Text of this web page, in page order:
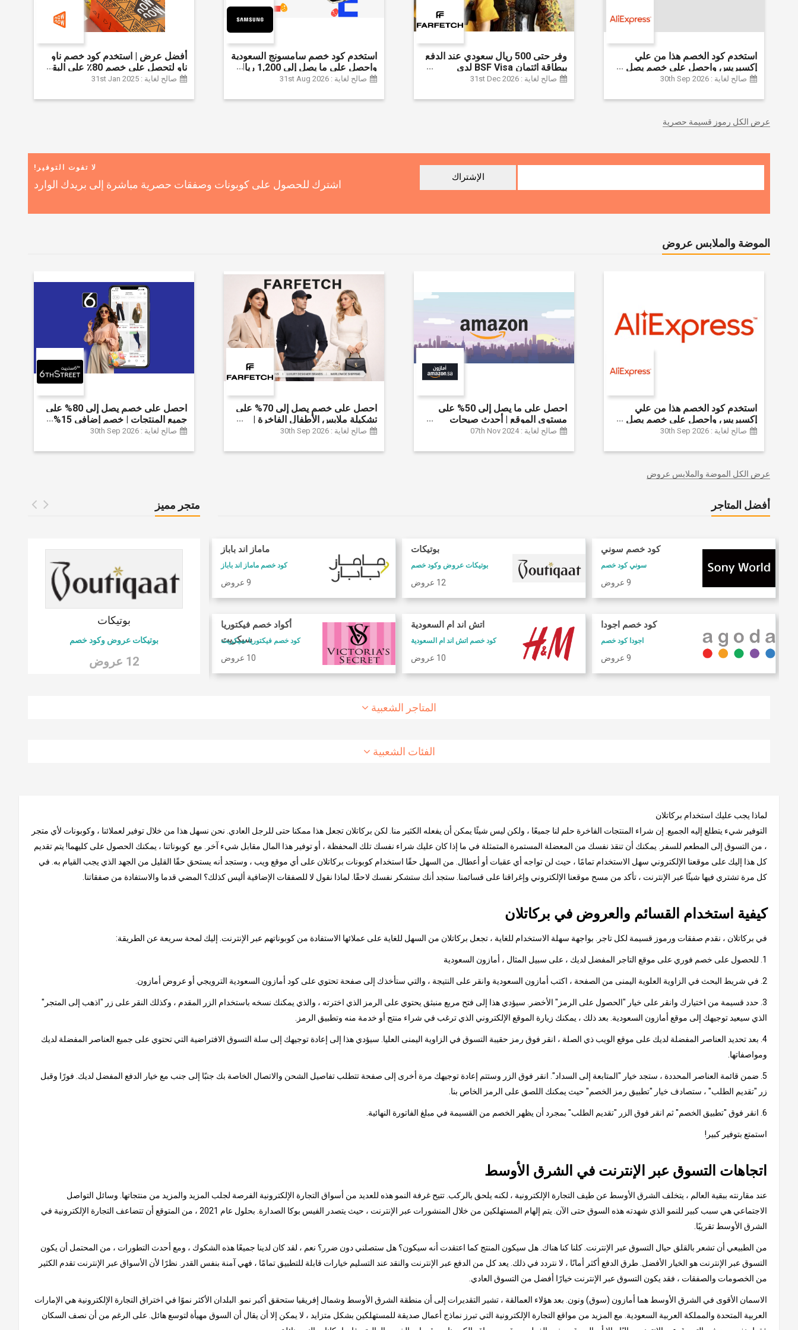
استخدم كود الخصم هذا من علي
إكسبريس واحصل على خصم يصل
إلى 60% على أجهزة الكمبيوتر
بقيمة 155 دولارًا أمريكيًا على الطلبات
| شحن مج
صالح لغاية : 30th Sep 2026
وفر حتى 500 ريال سعودي عند الدفع
ببطاقة ائتمان BSF Visa لدى
Farfetch
صالح لغاية : 31st Dec 2026
استخدم كود خصم سامسونج السعودية
واحصل على ما يصل إلى 1,200 ريال
سعودي + خصم إضافي 6% على
صالح لغاية : 31st Aug 2026
أفضل عرض | استخدم كود خصم ناو
ناو لتحصل على خصم 80٪ على البقالة
| شراء اللحوم والفواكه والأطعمة
خصم إضافي 5٪ | أفضل عرض
صالح لغاية : 31st Jan 2025
عرض الكل رموز قسيمة حصرية
لا تفوت التوفير!
اشترك للحصول على كوبونات وصفقات حصرية مباشرة إلى بريدك الوارد
الإشتراك
الموضة والملابس عروض
استخدم كود الخصم هذا من علي
إكسبريس واحصل على خصم يصل
إلى 60% على أجهزة الكمبيوتر
بقيمة 155 دولارًا أمريكيًا على الطلبات
| شحن مج
صالح لغاية : 30th Sep 2026
احصل على ما يصل إلى 50% على
مستوى الموقع | أحدث صيحات
الموضة والإكسسوارات والأحذية
وغيرها الكثير | ًالشحن مجانا
صالح لغاية : 07th Nov 2024
احصل على خصم يصل إلى 70% على
تشكيلة ملابس الأطفال الفاخرة |
خصم إضافي 20% (يُطبّق الخصم
صالح لغاية : 30th Sep 2026
احصل على خصم يصل إلى 80% على
جميع المنتجات | خصم إضافي 15%
صالح لغاية : 30th Sep 2026
عرض الكل الموضة والملابس عروض
متجر مميز
كود خصم طيران الاتحاد
كود خصم طيران الاتحاد
كود خصم شارع 6
كوبون وكود خصم 6 ستريت
بوتيكات
بوتيكات عروض وكود خصم
12 عروض
أفضل المتاجر
كود خصم سوني
سوني كود خصم
9 عروض
كود خصم اجودا
اجودا كود خصم
9 عروض
بوتيكات
بوتيكات عروض وكود خصم
12 عروض
اتش اند ام السعودية
كود خصم اتش اند ام السعودية
10 عروض
ماماز اند باباز
كود خصم ماماز اند باباز
9 عروض
أكواد خصم فيكتوريا
سيكريت
كود خصم فيكتوريا سيكريت
10 عروض
كوبونات فوغا كلوزيت
كود خصم فوغا كلوسيت
كود خصم امريكان ايجل
المتاجر الشعبية
الفئات الشعبية
لماذا يجب عليك استخدام بركاتلان
التوفير شيء يتطلع إليه الجميع. إن شراء المنتجات الفاخرة حلم لنا جميعًا ، ولكن ليس شيئًا يمكن أن يفعله الكثير منا. لكن بركاتلان تجعل هذا ممكنا حتى للرجل العادي. نحن نسهل هذا من خلال توفير لعملائنا ، وكوبونات لأي متجر
، من التسوق إلى المطعم للسفر. يمكنك أن تنقذ نفسك من المعضلة المستمرة المتمثلة في ما إذا كان عليك شراء نفسك تلك المحفظة ، أو توفير هذا المال مقابل شيء آخر. مع كوبوناتنا ، يمكنك الحصول على كليهما! يتم تقديم
كل هذا إليك على موقعنا الإلكتروني سهل الاستخدام تمامًا ، حيث لن تواجه أي عقبات أو أعطال. من السهل حقًا استخدام كوبونات بركاتلان على أي موقع ويب ، وستجد أنه يستحق حقًا القليل من الجهد الذي يجب القيام به. في
كل مرة تشتري فيها شيئًا عبر الإنترنت ، تأكد من مسح موقعنا الإلكتروني وإغراقنا على قسائمنا. ستجد أنك ستشكر نفسك لاحقًا. لماذا نقول لا للصفقات الإضافية أليس كذلك؟ المضي قدما والاستفادة من صفقاتنا.
كيفية استخدام القسائم والعروض في بركاتلان
في بركاتلان ، نقدم صفقات ورموز قسيمة لكل تاجر. بواجهة سهلة الاستخدام للغاية ، تجعل بركاتلان من السهل للغاية على عملائها الاستفادة من كوبوناتهم عبر الإنترنت. إليك لمحة سريعة عن الطريقة:
1. للحصول على خصم فوري على موقع التاجر المفضل لديك ، على سبيل المثال ، أمازون السعودية
2. في شريط البحث في الزاوية العلوية اليمنى من الصفحة ، اكتب أمازون السعودية وانقر على النتيجة ، والتي ستأخذك إلى صفحة تحتوي على كود أمازون السعودية الترويجي أو عروض أمازون.
3. حدد قسيمة من اختيارك وانقر على خيار "الحصول على الرمز" الأخضر. سيؤدي هذا إلى فتح مربع منبثق يحتوي على الرمز الذي اخترته ، والذي يمكنك نسخه باستخدام الزر المقدم ، وكذلك النقر على زر "اذهب إلى المتجر"
الذي سيعيد توجيهك إلى موقع أمازون السعودية. بعد ذلك ، يمكنك زيارة الموقع الإلكتروني الذي ترغب في شراء منتج أو خدمة منه وتطبيق الرمز.
4. بعد تحديد العناصر المفضلة لديك على موقع الويب ذي الصلة ، انقر فوق رمز حقيبة التسوق في الزاوية اليمنى العليا. سيؤدي هذا إلى إعادة توجيهك إلى سلة التسوق الافتراضية التي تحتوي على جميع العناصر المفضلة لديك
ومواصفاتها.
5. ضمن قائمة العناصر المحددة ، ستجد خيار "المتابعة إلى السداد". انقر فوق الزر وستتم إعادة توجيهك مرة أخرى إلى صفحة تتطلب تفاصيل الشحن والاتصال الخاصة بك جنبًا إلى جنب مع خيار الدفع المفضل لديك. فورًا وقبل
زر "تقديم الطلب" ، ستصادف خيار "تطبيق رمز الخصم" حيث يمكنك اللصق على الرمز الخاص بنا.
6. انقر فوق "تطبيق الخصم" ثم انقر فوق الزر "تقديم الطلب" بمجرد أن يظهر الخصم من القسيمة في مبلغ الفاتورة النهائية.
استمتع بتوفير كبير!
اتجاهات التسوق عبر الإنترنت في الشرق الأوسط
عند مقارنته ببقية العالم ، يتخلف الشرق الأوسط عن طيف التجارة الإلكترونية ، لكنه يلحق بالركب. تتيح غرفة النمو هذه للعديد من أسواق التجارة الإلكترونية الفرصة لجلب المزيد والمزيد من منتجاتها. وسائل التواصل
الاجتماعي هي سبب كبير للنمو الذي شهدته هذه السوق حتى الآن. يتم إلهام المستهلكين من خلال المنشورات عبر الإنترنت ، حيث يتصدر الفيس بوكا الصدارة. بحلول عام 2021 ، من المتوقع أن تتضاعف التجارة الإلكترونية في
الشرق الأوسط تقريبًا.
من الطبيعي أن تشعر بالقلق حيال التسوق عبر الإنترنت. كلنا كنا هناك. هل سيكون المنتج كما اعتقدت أنه سيكون؟ هل ستصلني دون ضرر؟ نعم ، لقد كان لدينا جميعًا هذه الشكوك ، ومع أحدث التطورات ، من المحتمل أن يكون
التسوق عبر الإنترنت هو الخيار الأفضل. طرق الدفع أكثر أمانًا ، لا نتردد في ذلك. يعد كل من الدفع عبر الإنترنت والنقد عند التسليم خيارات قابلة للتطبيق تمامًا ، فهي آمنة بنفس القدر. نظرًا لأن الأسواق عبر الإنترنت تقدم الكثير
من الخصومات والصفقات ، فقد يكون التسوق عبر الإنترنت خيارًا أفضل من التسوق العادي.
الاسمان الأقوى في الشرق الأوسط هما أمازون (سوق) ونون. بعد هؤلاء العمالقة ، تشير التقديرات إلى أن منطقة الشرق الأوسط وشمال إفريقيا ستحقق أكبر نمو. البلدان الأكثر نموًا في اختراق التجارة الإلكترونية هي الإمارات
العربية المتحدة والمملكة العربية السعودية. مع المزيد من مواقع التجارة الإلكترونية التي تبرز نماذج أعمال صديقة للمستهلكين بشكل متزايد ، لا يمكن إلا أن يقال أن السوق مهيأة لتوسع هائل. على الرغم من أن نصف السكان